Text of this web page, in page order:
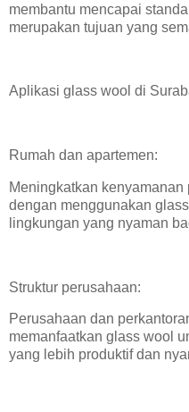
membantu mencapai
merupakan tujuan yang
Aplikasi glass wool di
Rumah dan apartemen:
Meningkatkan
dengan menggunakan
lingkungan yang nyaman
Struktur perusahaan:
Perusahaan dan
memanfaatkan glass wool
yang lebih produktif dan